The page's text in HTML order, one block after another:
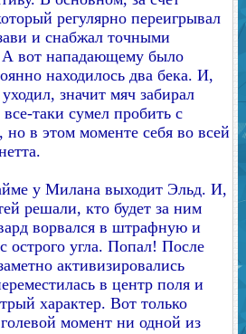
регулярно переигрывал
и снабжал точными
вот нападающему было
находилось два бека. И,
значит мяч забирал
таки сумел пробить с
но в этом моменте себя во всей
у Милана выходит Эльд. И,
решали, кто будет за ним
ворвался в штрафную и
острого угла. Попал! После
активизировались
в центр поля и
характер. Вот только
момент ни одной из